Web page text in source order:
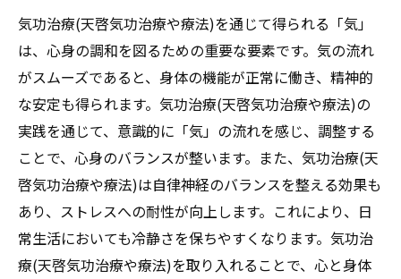
気功治療(天啓気功治療や療法)を通じて得られる「気」
は、心身の調和を図るための重要な要素です。気の流れ
がスムーズであると、身体の機能が正常に働き、精神的
な安定も得られます。気功治療(天啓気功治療や療法)の
実践を通じて、意識的に「気」の流れを感じ、調整する
ことで、心身のバランスが整います。また、気功治療(天
啓気功治療や療法)は自律神経のバランスを整える効果も
あり、ストレスへの耐性が向上します。これにより、日
常生活においても冷静さを保ちやすくなります。気功治
療(天啓気功治療や療法)を取り入れることで、心と身体